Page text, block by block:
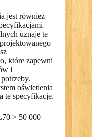
jest również
uznaje te
które zapewni
i
oświetlenia
te specyfikacje.
> 50 000